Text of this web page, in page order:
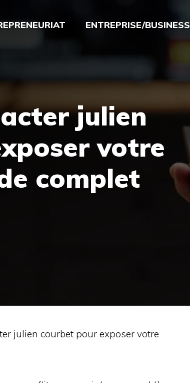
ENTREPRISE/BUSINESS
julien
votre
complet
julien courbet pour exposer votre